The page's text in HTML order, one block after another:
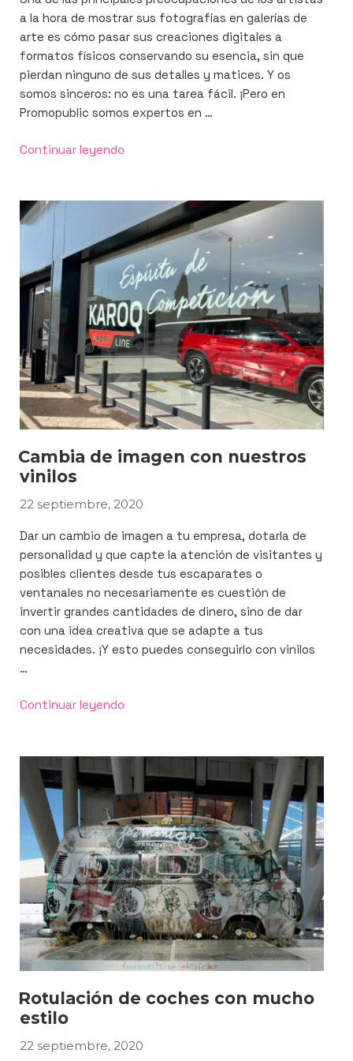
a la hora de mostrar sus fotografías en galerías de
arte es cómo pasar sus creaciones digitales a
formatos físicos conservando su esencia, sin que
pierdan ninguno de sus detalles y matices. Y os
somos sinceros: no es una tarea fácil. ¡Pero en
Promopublic somos expertos en …
Continuar leyendo
formato
en
galerías
de
arte»
Cambia de imagen con nuestros
vinilos
PUBLICADO
22 septiembre, 2020
Dar un cambio de imagen a tu empresa, dotarla de
personalidad y que capte la atención de visitantes y
posibles clientes desde tus escaparates o
ventanales no necesariamente es cuestión de
invertir grandes cantidades de dinero, sino de dar
con una idea creativa que se adapte a tus
necesidades. ¡Y esto puedes conseguirlo con vinilos
…
Continuar leyendo
con
nuestros
vinilos»
Rotulación de coches con mucho
estilo
PUBLICADO
22 septiembre, 2020